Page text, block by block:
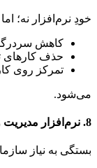
نه؛ اما
کاهش سردرگمی
حذف کارهای
تمرکز روی
به نیاز سازمان